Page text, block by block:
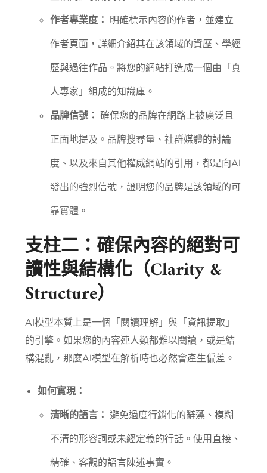
作者專業度： 明確標示內容的作者，並建立
作者頁面，詳細介紹其在該領域的資歷、學經
歷與過往作品。將您的網站打造成一個由「真
人專家」組成的知識庫。
品牌信號： 確保您的品牌在網路上被廣泛且
正面地提及。品牌搜尋量、社群媒體的討論
度、以及來自其他權威網站的引用，都是向AI
發出的強烈信號，證明您的品牌是該領域的可
靠實體。
支柱二：確保內容的絕對可
讀性與結構化（Clarity &
Structure）
AI模型本質上是一個「閱讀理解」與「資訊提取」
的引擎。如果您的內容連人類都難以閱讀，或是結
構混亂，那麼AI模型在解析時也必然會產生偏差。
如何實現：
清晰的語言： 避免過度行銷化的辭藻、模糊
不清的形容詞或未經定義的行話。使用直接、
精確、客觀的語言陳述事實。